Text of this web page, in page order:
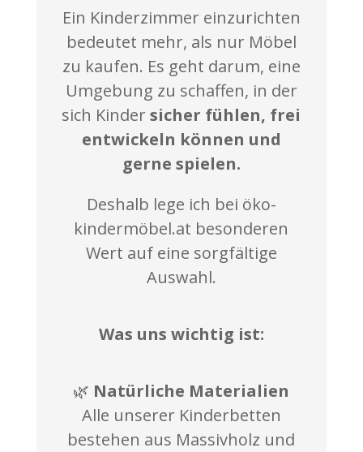
Ein Kinderzimmer einzurichten
bedeutet mehr, als nur Möbel
zu kaufen. Es geht darum, eine
Umgebung zu schaffen, in der
sich Kindersicher fühlen, frei
entwickeln können und
gerne spielen.
Deshalb lege ich bei öko-
kindermöbel.at besonderen
Wert auf eine sorgfältige
Auswahl.
Was uns wichtig ist:
🌿 Natürliche Materialien
Alle unserer Kinderbetten
bestehen aus Massivholz und